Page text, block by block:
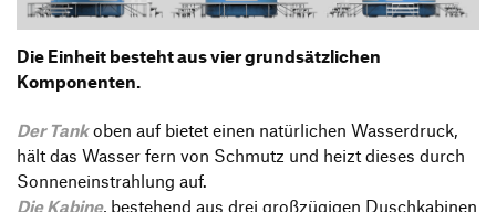
Die Einheit besteht aus vier grundsätzlichen
Komponenten.
Der Tankoben auf bietet einen natürlichen Wasserdruck,
hält das Wasser fern von Schmutz und heizt dieses durch
Sonneneinstrahlung auf.
Die Kabine, bestehend aus drei großzügigen Duschkabinen